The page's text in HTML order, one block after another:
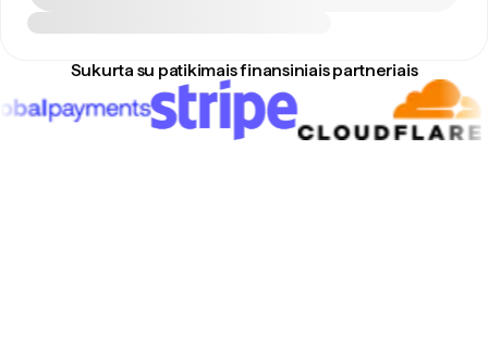
Sukurta su patikimais finansiniais partneriais